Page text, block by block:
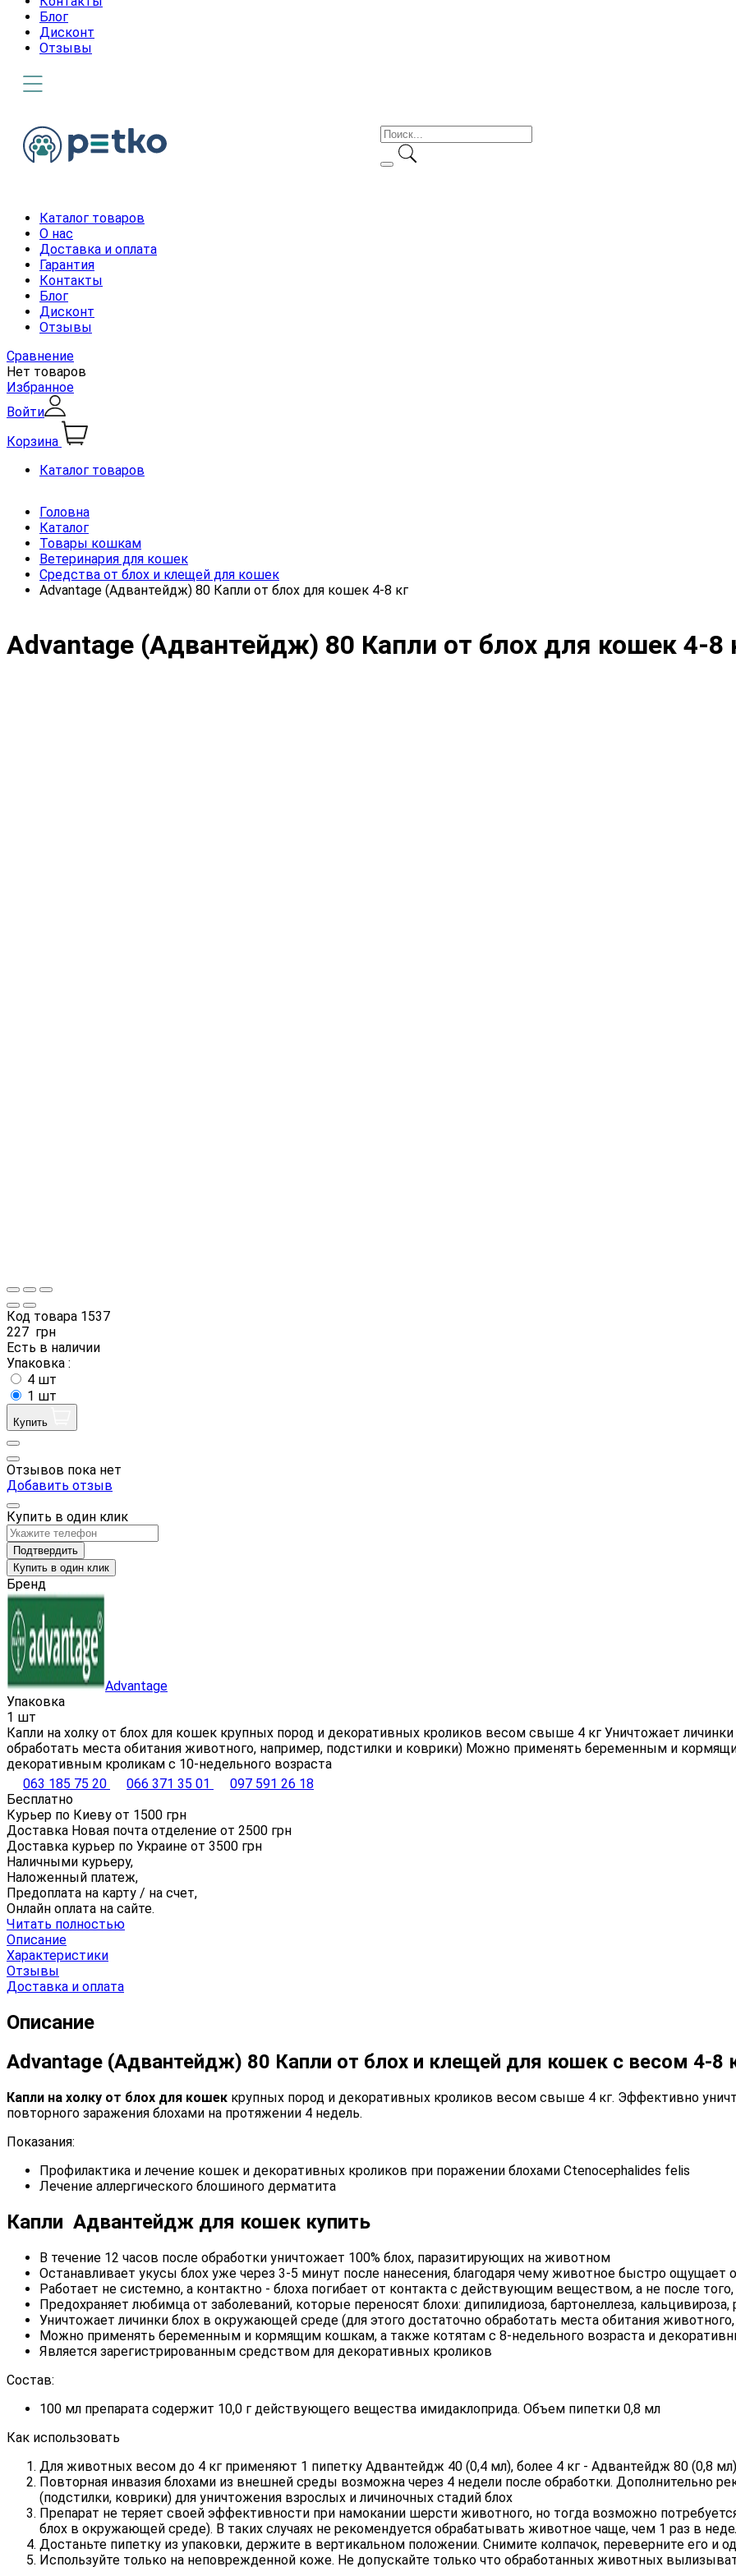
Блог
Дисконт
Отзывы
Каталог товаров
О нас
Доставка и оплата
Гарантия
Контакты
Блог
Дисконт
Отзывы
Сравнение
Нет товаров
Избранное
Войти
Корзина
Каталог товаров
Головна
Каталог
Товары кошкам
Ветеринария для кошек
Средства от блох и клещей для кошек
Advantage (Адвантейдж) 80 Капли от блох для кошек 4-8 кг
Advantage (Адвантейдж) 80 Капли от блох для кошек 4-8
Код товара 1537
227 грн
Есть в наличии
Упаковка :
4 шт
1 шт
Купить
Отзывов пока нет
Добавить отзыв
Купить в один клик
Подтвердить
Купить в один клик
Бренд
Advantage
Упаковка
1 шт
Капли на холку от блох для кошек крупных пород и декоративных кроликов весом свыше 4 кг Уничтожает
обработать места обитания животного, например, подстилки и коврики) Можно применять беременным и
декоративным кроликам с 10-недельного возраста
063 185 75 20
066 371 35 01
097 591 26 18
Бесплатно
Курьер по Киеву от 1500 грн
Доставка Новая почта отделение от 2500 грн
Доставка курьер по Украине от 3500 грн
Наличными курьеру,
Наложенный платеж,
Предоплата на карту / на счет,
Онлайн оплата на сайте.
Читать полностью
Описание
Характеристики
Отзывы
Доставка и оплата
Описание
Advantage (Адвантейдж) 80 Капли от блох и клещей для кошек с весом 4-8
Капли на холку от блох для кошек крупных пород и декоративных кроликов весом свыше 4 кг. Эффективно
повторного заражения блохами на протяжении 4 недель.
Показания:
Профилактика и лечение кошек и декоративных кроликов при поражении блохами Ctenocephalides felis
Лечение аллергического блошиного дерматита
Капли Адвантейдж для кошек купить
В течение 12 часов после обработки уничтожает 100% блох, паразитирующих на животном
Останавливает укусы блох уже через 3-5 минут после нанесения, благодаря чему животное быстро ощущает
Работает не системно, а контактно - блоха погибает от контакта с действующим веществом, а не после
Предохраняет любимца от заболеваний, которые переносят блохи: дипилидиоза, бартонеллеза,
Уничтожает личинки блох в окружающей среде (для этого достаточно обработать места обитания
Можно применять беременным и кормящим кошкам, а также котятам с 8-недельного возраста и
Является зарегистрированным средством для декоративных кроликов
Состав:
100 мл препарата содержит 10,0 г действующего вещества имидаклоприда. Объем пипетки 0,8 мл
Как использовать
Для животных весом до 4 кг применяют 1 пипетку Адвантейдж 40 (0,4 мл), более 4 кг - Адвантейдж 80 (0,8 мл)
Повторная инвазия блохами из внешней среды возможна через 4 недели после обработки. Дополнительно
(подстилки, коврики) для уничтожения взрослых и личиночных стадий блох
Препарат не теряет своей эффективности при намокании шерсти животного, но тогда возможно
блох в окружающей среде). В таких случаях не рекомендуется обрабатывать животное чаще, чем 1 раз в
Достаньте пипетку из упаковки, держите в вертикальном положении. Снимите колпачок, переверните его и
Используйте только на неповрежденной коже. Не допускайте только что обработанных животных